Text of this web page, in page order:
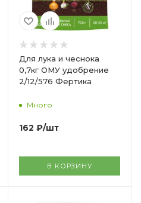
Для лука и чеснока
0,7кг ОМУ удобрение
2/12/576 Фертика
Много
162 ₽/шт
В КОРЗИНУ